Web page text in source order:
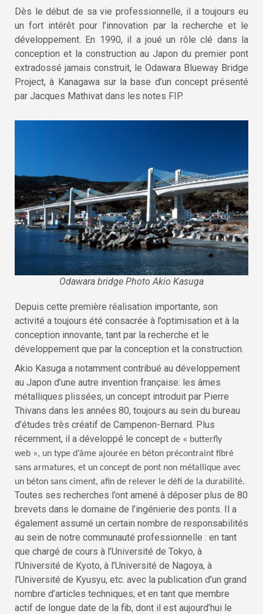
Dès le début de sa vie professionnelle, il a toujours eu
un fort intérêt pour l’innovation par la recherche et le
développement. En 1990, il a joué un rôle clé dans la
conception et la construction au Japon du premier pont
extradossé jamais construit, le Odawara Blueway Bridge
Project, à Kanagawa sur la base d’un concept présenté
par Jacques Mathivat dans les notes FIP.
Odawara bridge Photo Akio Kasuga
Depuis cette première réalisation importante, son
activité a toujours été consacrée à l’optimisation et à la
conception innovante, tant par la recherche et le
développement que par la conception et la construction.
Akio Kasuga a notamment contribué au développement
au Japon d’une autre invention française: les âmes
métalliques plissées, un concept introduit par Pierre
Thivans dans les années 80, toujours au sein du bureau
d’études très créatif de Campenon-Bernard. Plus
récemment, il a développé le concept de « butterfly
web », un type d’âme ajourée en béton précontraint fibré
sans armatures, et un concept de pont non métallique avec
un béton sans ciment, afin de relever le défi de la durabilité..
Toutes ses recherches l’ont amené à déposer plus de 80
brevets dans le domaine de l’ingénierie des ponts. Il a
également assumé un certain nombre de responsabilités
au sein de notre communauté professionnelle : en tant
que chargé de cours à l’Université de Tokyo, à
l’Université de Kyoto, à l’Université de Nagoya, à
l’Université de Kyusyu, etc. avec la publication d’un grand
nombre d’articles techniques; et en tant que membre
actif de longue date de la fib, dont il est aujourd’hui le